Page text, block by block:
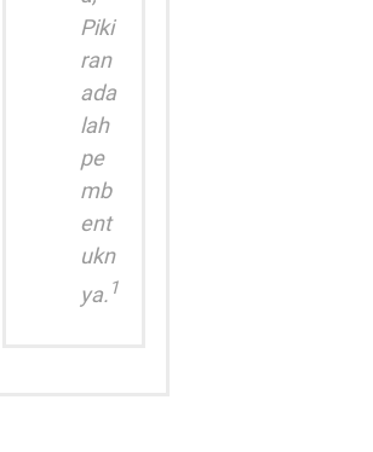
Piki
ran
ada
lah
pe
mb
ent
ukn
ya. 1